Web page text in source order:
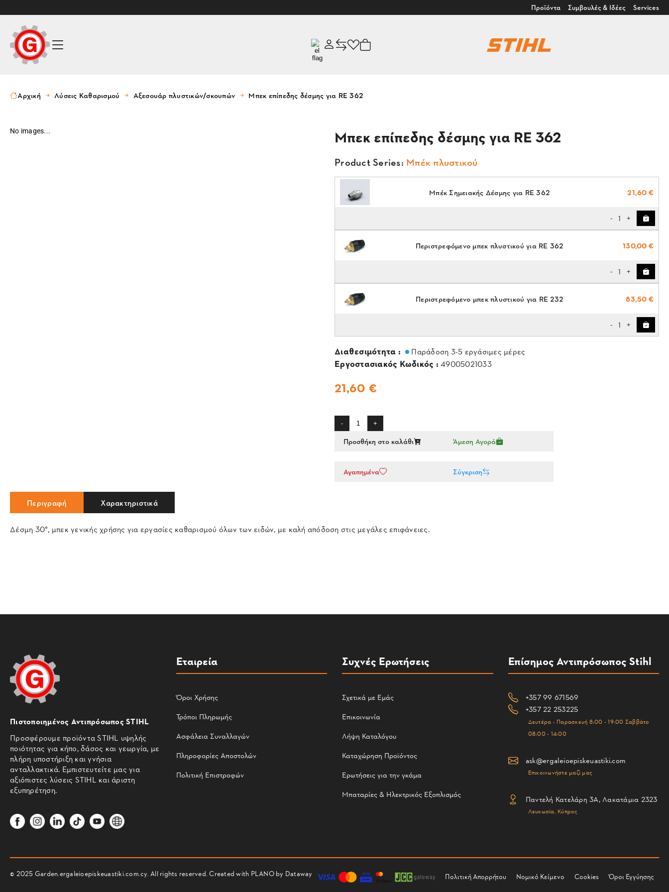
Προϊόντα Συμβουλές & Ιδέες Services
Αρχική Λύσεις Καθαρισμού Αξεσουάρ πλυστικών/σκουπών Μπεκ επίπεδης δέσμης για RE 362
No images... Μπεκ επίπεδης δέσμης για RE 362
Product Series: Μπέκ πλυστικού
Μπέκ Σημειακής Δέσμης για RE 362 21,60 €
- 1 +
Περιστρεφόμενο μπεκ πλυστικού για RE 362 130,00 €
- 1 +
Περιστρεφόμενο μπεκ πλυστικού για RE 232 83,50 €
- 1 +
Διαθεσιμότητα : Παράδοση 3-5 εργάσιμες μέρες
Εργοστασιακός Κωδικός : 49005021033
21,60 €
- +
Προσθήκη στο καλάθι Άμεση Αγορά
Αγαπημένα Σύγκριση
Περιγραφή Χαρακτηριστικά
Δέσμη 30°, μπεκ γενικής χρήσης για εργασίες καθαρισμού όλων των ειδών, με καλή απόδοση στις μεγάλες επιφάνειες.
Πιστοποιημένος Αντιπρόσωπος STIHL
Προσφέρουμε προϊόντα STIHL υψηλής
ποιότητας για κήπο, δάσος και γεωργία, με
πλήρη υποστήριξη και γνήσια
ανταλλακτικά. Εμπιστευτείτε μας για
αξιόπιστες λύσεις STIHL και άριστη
εξυπηρέτηση.
Εταιρεία
Όροι Χρήσης
Τρόποι Πληρωμής
Ασφάλεια Συναλλαγών
Πληροφορίες Αποστολών
Πολιτική Επιστροφών
Συχνές Ερωτήσεις
Σχετικά με Εμάς
Επικοινωνία
Λήψη Καταλόγου
Καταχώρηση Προϊόντος
Ερωτήσεις για την γκάμα
Μπαταρίες & Ηλεκτρικός Εξοπλισμός
Επίσημος Αντιπρόσωπος Stihl
+357 99 671569
+357 22 253225
Δευτέρα - Παρασκευή 8:00 - 19:00 Σαββάτο
08:00 - 14:00
ask@ergaleioepiskeuastiki.com
Επικοινωνήστε μαζί μας
Παντελή Κατελάρη 3Α, Λακατάμια 2323
Λευκωσία, Κύπρος
© 2025 Garden.ergaleioepiskeuastiki.com.cy. All rights reserved. Created with PLANO by Dataway Πολιτική Απορρήτου Νομικό Κείμενο Cookies Όροι Εγγύησης